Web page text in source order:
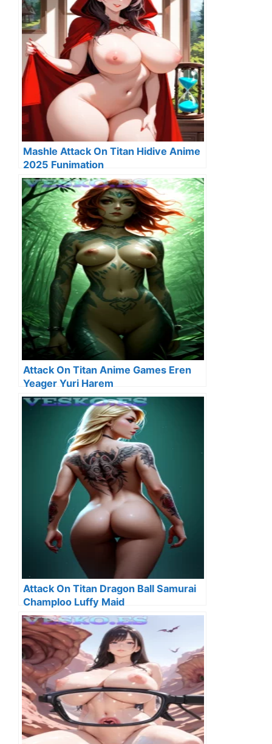
Mashle Attack On Titan Hidive Anime
2025 Funimation
Attack On Titan Anime Games Eren
Yeager Yuri Harem
Attack On Titan Dragon Ball Samurai
Champloo Luffy Maid